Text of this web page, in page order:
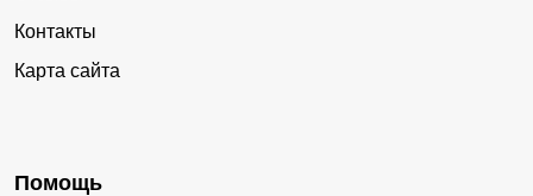
Контакты
Карта сайта
Помощь